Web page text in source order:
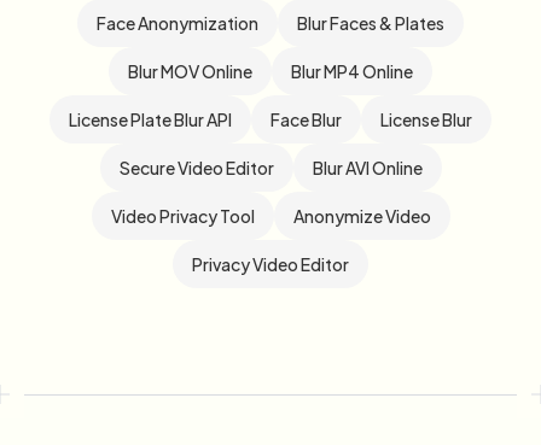
Face Anonymization Blur Faces & Plates
Blur MOV Online Blur MP4 Online
License Plate Blur API Face Blur License Blur
Secure Video Editor Blur AVI Online
Video Privacy Tool Anonymize Video
Privacy Video Editor